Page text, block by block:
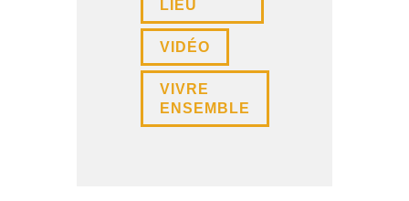
LIEU
VIDÉO
VIVRE
ENSEMBLE